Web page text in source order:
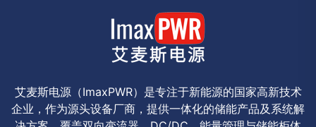
艾麦斯电源（ImaxPWR）是专注于新能源的国家高新技术
企业，作为源头设备厂商，提供一体化的储能产品及系统解